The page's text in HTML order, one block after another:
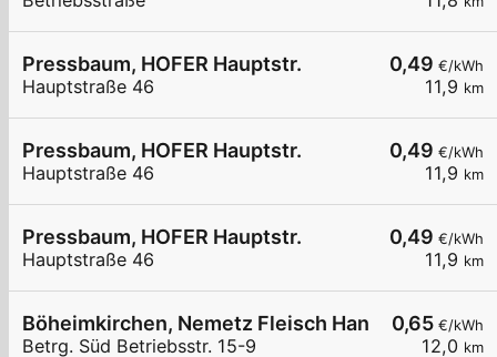
0,49 €/kWh
11,9 km
Pressbaum, HOFER Hauptstr.
Hauptstraße 46
0,49 €/kWh
11,9 km
Pressbaum, HOFER Hauptstr.
Hauptstraße 46
0,49 €/kWh
11,9 km
Pressbaum, HOFER Hauptstr.
Hauptstraße 46
0,65 €/kWh
12,0 km
Böheimkirchen, Nemetz Fleisch HandelsgesmbH
Betrg. Süd Betriebsstr. 15-9